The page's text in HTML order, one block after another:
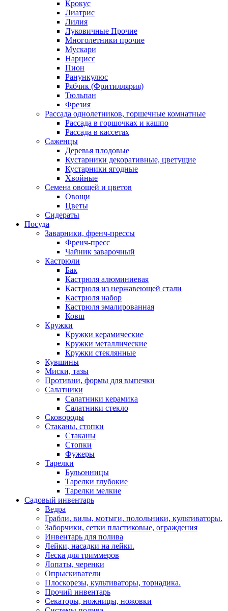
Крокус
Лиатрис
Лилия
Луковичные Прочие
Многолетники прочие
Мускари
Нарцисс
Пион
Ранункулюс
Рябчик (Фритиллярия)
Тюльпан
Фрезия
Рассада однолетников, горшечные комнатные
Рассада в горшочках и кашпо
Рассада в кассетах
Саженцы
Деревья плодовые
Кустарники декоративные, цветущие
Кустарники ягодные
Хвойные
Семена овощей и цветов
Овощи
Цветы
Сидераты
Посуда
Заварники, френч-прессы
Френч-пресс
Чайник заварочный
Кастрюли
Бак
Кастрюля алюминиевая
Кастрюля из нержавеющей стали
Кастрюля набор
Кастрюля эмалированная
Ковш
Кружки
Кружки керамические
Кружки металлические
Кружки стеклянные
Кувшины
Миски, тазы
Противни, формы для выпечки
Салатники
Салатники керамика
Салатники стекло
Сковороды
Стаканы, стопки
Стаканы
Стопки
Фужеры
Тарелки
Бульонницы
Тарелки глубокие
Тарелки мелкие
Садовый инвентарь
Ведра
Грабли, вилы, мотыги, полольники, культиваторы.
Заборчики, сетки пластиковые, ограждения
Инвентарь для полива
Лейки, насадки на лейки.
Леска для триммеров
Лопаты, черенки
Опрыскиватели
Плоскорезы, культиваторы, торнадика.
Прочий инвентарь
Секаторы, ножницы, ножовки